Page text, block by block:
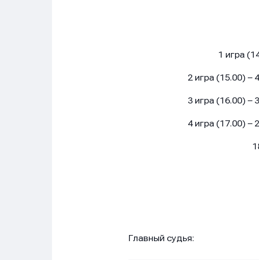
1 игра
2 игра (15.00) – 4
3 игра (16.00) – 3
4 игра (17.00) – 2
Главный